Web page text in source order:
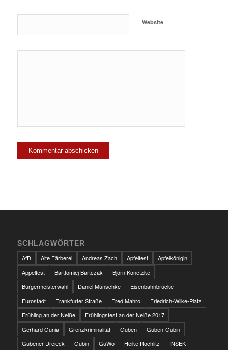
Website
SCHLAGWÖRTER
AfD
Alte Färberei Andreas Zach Apfelfest
Apfelkönigin
Appelfest
Bartłomiej Bartczak
Björn Konetzke
Bürgermeisterwahl
Daniel Münschke
Eisenbahnbrücke
Eurostadt
Frankfurter Straße Fred Mahro
Friedrich-Wilke-Platz
Frühling an der Neiße
Frühlingsfest an der Neiße 2017
Gerhard Gunia
Grenzkriminalität Guben
Guben-Gubin
Gubener Dreieck
Gubin GuWo Heike Rochlitz
INSEK